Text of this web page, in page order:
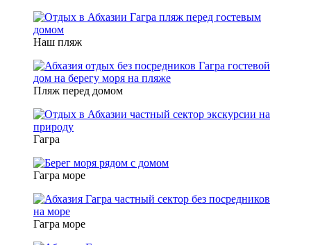
Наш пляж
Пляж перед домом
Гагра
Гагра море
Гагра море